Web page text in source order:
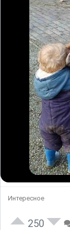
Интересное
250